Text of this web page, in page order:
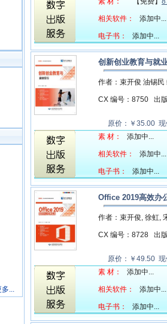
多...
相关软件： 添加中...
电子书： 添加中...
创新创业教育与就
作者：束开俊 油锡民
CX 编号：8750 出
原价：￥35.00 现
素 材：
添加中...
相关软件： 添加中...
电子书： 添加中...
Office 2019高效办
作者：束开俊, 徐虹,
CX 编号：8728 出
原价：￥49.50 现
素 材：
添加中...
相关软件： 添加中...
电子书： 添加中...